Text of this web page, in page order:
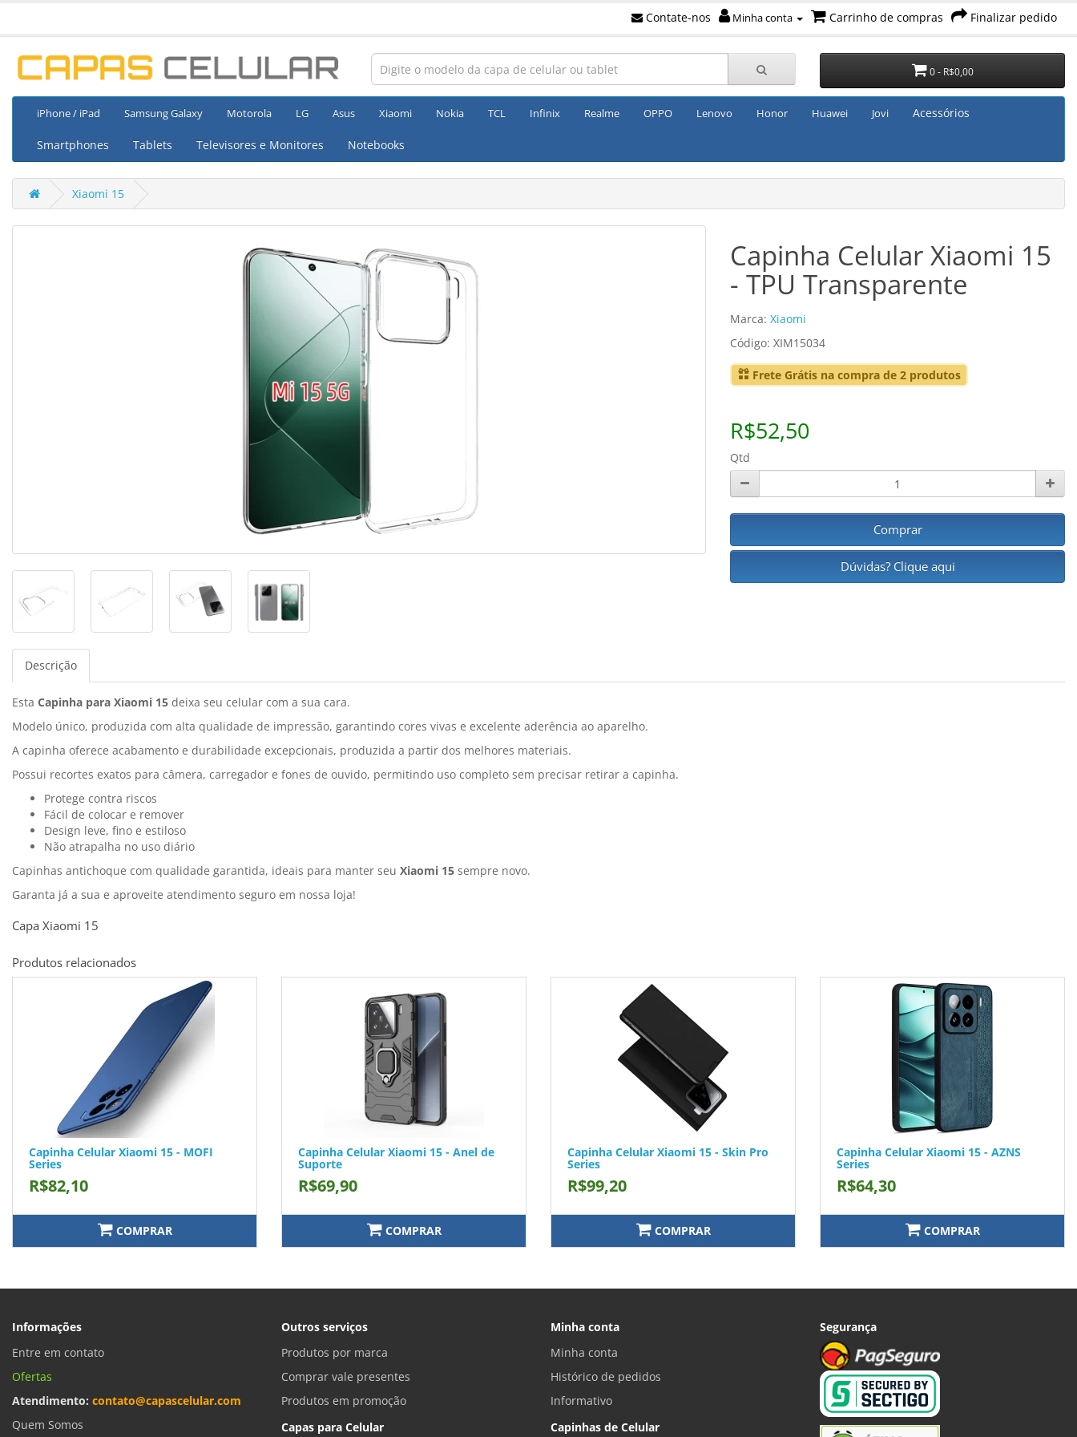
Contate-nos Minha conta Carrinho de compras Finalizar pedido
0 - R$0,00
iPhone / iPad Samsung Galaxy Motorola LG Asus Xiaomi Nokia TCL Infinix Realme OPPO Lenovo Honor Huawei Jovi Acessórios
Smartphones Tablets Televisores e Monitores Notebooks
Xiaomi 15
Capinha Celular Xiaomi 15
- TPU Transparente
Marca: Xiaomi
Código: XIM15034
Frete Grátis na compra de 2 produtos
R$52,50
Qtd
Comprar
Dúvidas? Clique aqui
Descrição
Esta Capinha para Xiaomi 15 deixa seu celular com a sua cara.
Modelo único, produzida com alta qualidade de impressão, garantindo cores vivas e excelente aderência ao aparelho.
A capinha oferece acabamento e durabilidade excepcionais, produzida a partir dos melhores materiais.
Possui recortes exatos para câmera, carregador e fones de ouvido, permitindo uso completo sem precisar retirar a capinha.
Protege contra riscos
Fácil de colocar e remover
Design leve, fino e estiloso
Não atrapalha no uso diário
Capinhas antichoque com qualidade garantida, ideais para manter seu Xiaomi 15 sempre novo.
Garanta já a sua e aproveite atendimento seguro em nossa loja!
Capa Xiaomi 15
Produtos relacionados
Capinha Celular Xiaomi 15 - MOFI
Series
R$82,10
COMPRAR
Capinha Celular Xiaomi 15 - Anel de
Suporte
R$69,90
COMPRAR
Capinha Celular Xiaomi 15 - Skin Pro
Series
R$99,20
COMPRAR
Capinha Celular Xiaomi 15 - AZNS
Series
R$64,30
COMPRAR
Informações
Entre em contato
Ofertas
Atendimento: contato@capascelular.com
Quem Somos
Outros serviços
Produtos por marca
Comprar vale presentes
Produtos em promoção
Capas para Celular
Minha conta
Minha conta
Histórico de pedidos
Informativo
Capinhas de Celular
Segurança